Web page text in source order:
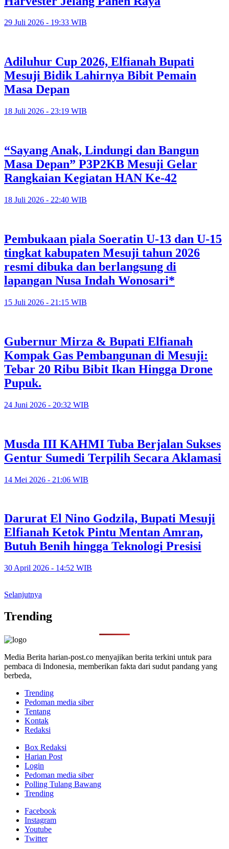
29 Juli 2026 - 19:33 WIB
Adiluhur Cup 2026, Elfianah Bupati
Mesuji Bidik Lahirnya Bibit Pemain
Masa Depan
18 Juli 2026 - 23:19 WIB
“Sayang Anak, Lindungi dan Bangun
Masa Depan” P3P2KB Mesuji Gelar
Rangkaian Kegiatan HAN Ke-42
18 Juli 2026 - 22:40 WIB
Pembukaan piala Soeratin U-13 dan U-15
tingkat kabupaten Mesuji tahun 2026
resmi dibuka dan berlangsung di
lapangan Nusa Indah Wonosari*
15 Juli 2026 - 21:15 WIB
Gubernur Mirza & Bupati Elfianah
Kompak Gas Pembangunan di Mesuji:
Tebar 20 Ribu Bibit Ikan Hingga Drone
Pupuk.
24 Juni 2026 - 20:32 WIB
Musda III KAHMI Tuba Berjalan Sukses
Gentur Sumedi Terpilih Secara Aklamasi
14 Mei 2026 - 21:06 WIB
Darurat El Nino Godzila, Bupati Mesuji
Elfianah Ketok Pintu Mentan Amran,
Butuh Benih hingga Teknologi Presisi
30 April 2026 - 14:52 WIB
Selanjutnya
Trending
Media Berita harian-post.co menyajikan berita terkini untuk para
pembaca di Indonesia, memberikan fakta dari sudut pandang yang
berbeda,
Trending
Pedoman media siber
Tentang
Kontak
Redaksi
Box Redaksi
Harian Post
Login
Pedoman media siber
Polling Tulang Bawang
Trending
Facebook
Instagram
Youtube
Twitter